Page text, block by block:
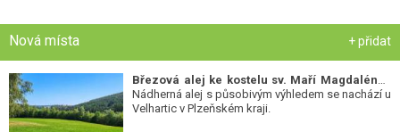
Nová místa + přidat
Nádherná alej s působivým výhledem se nachází u
Velhartic v Plzeňském kraji.